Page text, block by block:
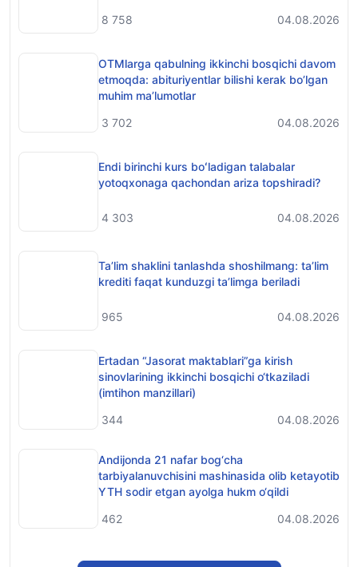
8 758 04.08.2026
OTMlarga qabulning ikkinchi bosqichi davom
etmoqda: abituriyentlar bilishi kerak bo’lgan
muhim ma’lumotlar
3 702
04.08.2026
Endi birinchi kurs boʻladigan talabalar
yotoqxonaga qachondan ariza topshiradi?
4 303 04.08.2026
Ta’lim shaklini tanlashda shoshilmang: ta’lim
krediti faqat kunduzgi ta’limga beriladi
965 04.08.2026
Ertadan “Jasorat maktablari”ga kirish
sinovlarining ikkinchi bosqichi o‘tkaziladi
(imtihon manzillari)
344
04.08.2026
Andijonda 21 nafar bog‘cha
tarbiyalanuvchisini mashinasida olib ketayotib
YTH sodir etgan ayolga hukm o‘qildi
462
04.08.2026